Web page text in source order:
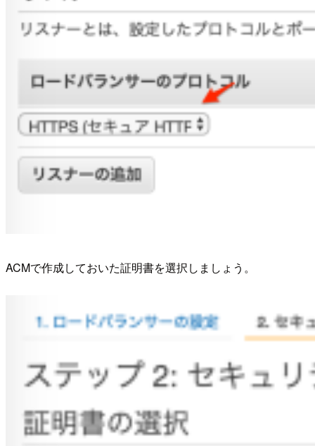
ACMで作成しておいた証明書を選択しましょう。